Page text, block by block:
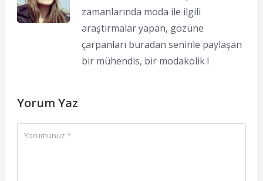
zamanlarında moda ile ilgili
araştırmalar yapan, gözüne
çarpanları buradan seninle paylaşan
bir mühendis, bir modakolik !
Yorum Yaz